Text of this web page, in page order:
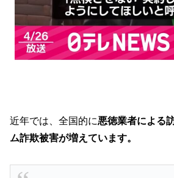
近年では、全国的に悪徳業者による
ム詐欺被害が増えています。